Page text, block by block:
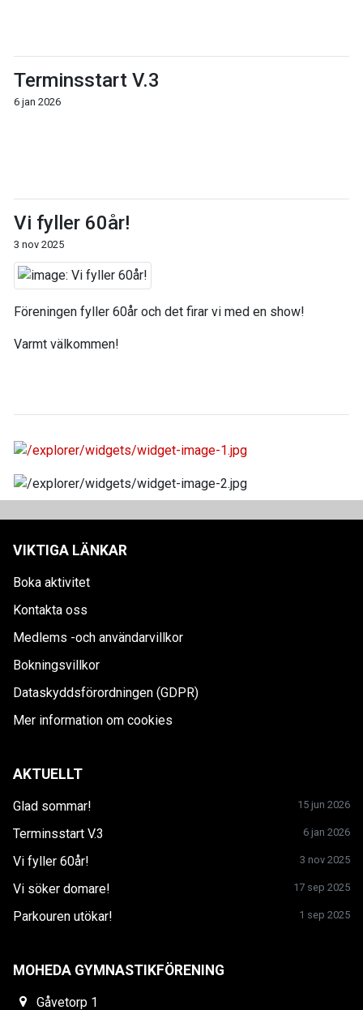
Terminsstart V.3
6 jan 2026
Vi fyller 60år!
3 nov 2025
Föreningen fyller 60år och det firar vi med en show!
Varmt välkommen!
VIKTIGA LÄNKAR
Boka aktivitet
Kontakta oss
Medlems -och användarvillkor
Bokningsvillkor
Dataskyddsförordningen (GDPR)
Mer information om cookies
AKTUELLT
Glad sommar! 15 jun 2026
Terminsstart V.3 6 jan 2026
Vi fyller 60år! 3 nov 2025
Vi söker domare! 17 sep 2025
Parkouren utökar! 1 sep 2025
MOHEDA GYMNASTIKFÖRENING
Gåvetorp 1